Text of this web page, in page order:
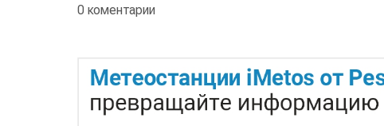
0 коментарии